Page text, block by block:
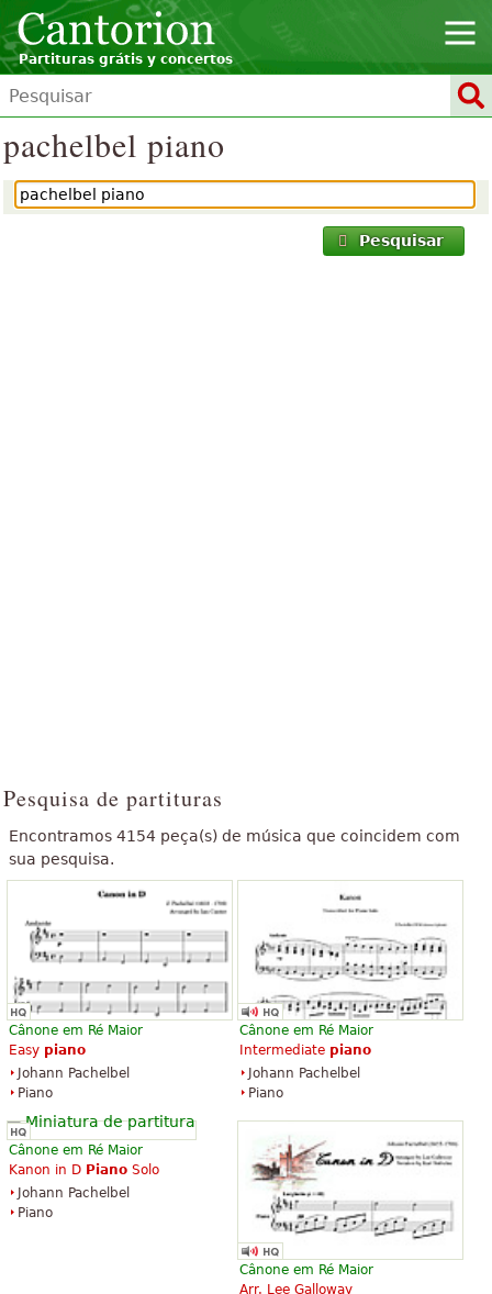
Partituras grátis y concertos
pachelbel piano
Pesquisar
Pesquisa de partituras
Encontramos 4154 peça(s) de música que coincidem com
sua pesquisa.
Cânone em Ré Maior
Easy piano
Johann Pachelbel
Piano
Cânone em Ré Maior
Intermediate piano
Johann Pachelbel
Piano
Cânone em Ré Maior
Kanon in D Piano Solo
Johann Pachelbel
Piano
Cânone em Ré Maior
Arr. Lee Galloway